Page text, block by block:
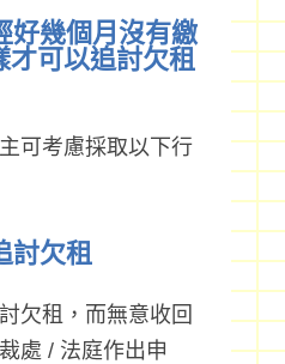
好幾個月沒有繳
才可以追討欠租
可考慮採取以下行
討欠租
欠租，而無意收回
處 / 法庭作出申